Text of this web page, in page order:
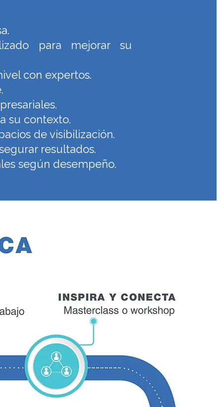
para mejorar su
con expertos.
su contexto.
de visibilización.
resultados.
según desempeño.